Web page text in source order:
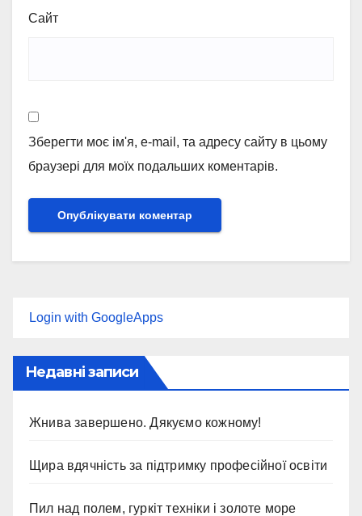
Сайт
Зберегти моє ім'я, e-mail, та адресу сайту в цьому
браузері для моїх подальших коментарів.
Login with GoogleApps
Недавні записи
Жнива завершено. Дякуємо кожному!
Щира вдячність за підтримку професійної освіти
Пил над полем, гуркіт техніки і золоте море